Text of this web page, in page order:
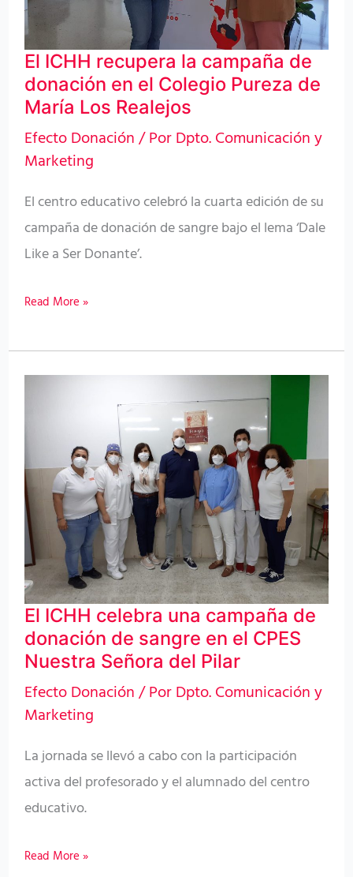
El ICHH recupera la campaña de
donación en el Colegio Pureza de
María Los Realejos
Efecto Donación/ PorDpto. Comunicación y
Marketing
El centro educativo celebró la cuarta edición de su
campaña de donación de sangre bajo el lema ‘Dale
Like a Ser Donante’.
en
el
Colegio
Pureza
de
María
Los
Realejos
Read More »
El ICHH celebra una campaña de
donación de sangre en el CPES
Nuestra Señora del Pilar
Efecto Donación/ PorDpto. Comunicación y
Marketing
La jornada se llevó a cabo con la participación
activa del profesorado y el alumnado del centro
educativo.
una
campaña
de
donación
de
sangre
en
el
CPES
Nuestra
Señora
del
Pilar
Read More »